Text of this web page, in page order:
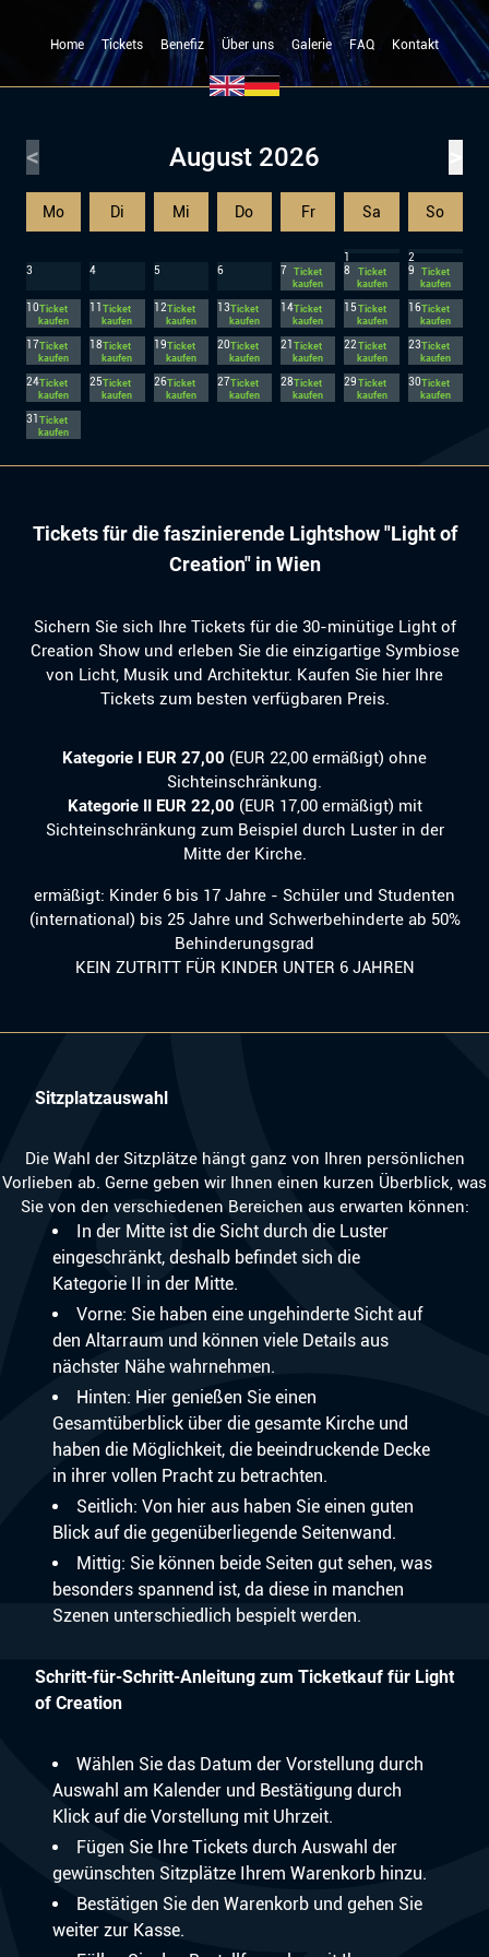
Home Tickets Benefiz Über uns Galerie FAQ Kontakt
< August 2026
Mo Di Mi Do Fr Sa So
1
2
3
4 5 6 7
Ticket
kaufen
8
Ticket
kaufen
9
Ticket
kaufen
10Ticket
kaufen
11Ticket
kaufen
12Ticket
kaufen
13Ticket
kaufen
14Ticket
kaufen
15 Ticket
kaufen
16Ticket
kaufen
17Ticket
kaufen
18Ticket
kaufen
19Ticket
kaufen
20Ticket
kaufen
21Ticket
kaufen
22 Ticket
kaufen
23Ticket
kaufen
24Ticket
kaufen
25Ticket
kaufen
26Ticket
kaufen
27Ticket
kaufen
28Ticket
kaufen
29 Ticket
kaufen
30Ticket
kaufen
31 Ticket
kaufen
Tickets für die faszinierende Lightshow "Light of
Creation" in Wien
Sichern Sie sich Ihre Tickets für die 30-minütige Light of
Creation Show und erleben Sie die einzigartige Symbiose
von Licht, Musik und Architektur. Kaufen Sie hier Ihre
Tickets zum besten verfügbaren Preis.
Kategorie I EUR 27,00 (EUR 22,00 ermäßigt) ohne
Sichteinschränkung.
Kategorie II EUR 22,00 (EUR 17,00 ermäßigt) mit
Sichteinschränkung zum Beispiel durch Luster in der
Mitte der Kirche.
ermäßigt: Kinder 6 bis 17 Jahre - Schüler und Studenten
(international) bis 25 Jahre und Schwerbehinderte ab 50%
Behinderungsgrad
KEIN ZUTRITT FÜR KINDER UNTER 6 JAHREN
Sitzplatzauswahl
Die Wahl der Sitzplätze hängt ganz von Ihren persönlichen
Vorlieben ab. Gerne geben wir Ihnen einen kurzen Überblick, was
Sie von den verschiedenen Bereichen aus erwarten können:
In der Mitte ist die Sicht durch die Luster
eingeschränkt, deshalb befindet sich die
Kategorie II in der Mitte.
Vorne: Sie haben eine ungehinderte Sicht auf
den Altarraum und können viele Details aus
nächster Nähe wahrnehmen.
Hinten: Hier genießen Sie einen
Gesamtüberblick über die gesamte Kirche und
haben die Möglichkeit, die beeindruckende Decke
in ihrer vollen Pracht zu betrachten.
Seitlich: Von hier aus haben Sie einen guten
Blick auf die gegenüberliegende Seitenwand.
Mittig: Sie können beide Seiten gut sehen, was
besonders spannend ist, da diese in manchen
Szenen unterschiedlich bespielt werden.
Schritt-für-Schritt-Anleitung zum Ticketkauf für Light
of Creation
Wählen Sie das Datum der Vorstellung durch
Auswahl am Kalender und Bestätigung durch
Klick auf die Vorstellung mit Uhrzeit.
Fügen Sie Ihre Tickets durch Auswahl der
gewünschten Sitzplätze Ihrem Warenkorb hinzu.
Bestätigen Sie den Warenkorb und gehen Sie
weiter zur Kasse.